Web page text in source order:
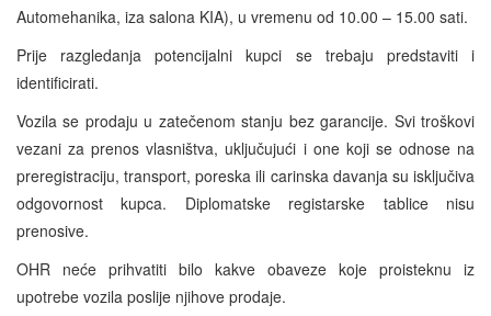
Automehanika, iza salona KIA), u vremenu od 10.00 – 15.00 sati.
Prije razgledanja potencijalni kupci se trebaju predstaviti i
identificirati.
Vozila se prodaju u zatečenom stanju bez garancije. Svi troškovi
vezani za prenos vlasništva, uključujući i one koji se odnose na
preregistraciju, transport, poreska ili carinska davanja su isključiva
odgovornost kupca. Diplomatske registarske tablice nisu
prenosive.
OHR neće prihvatiti bilo kakve obaveze koje proisteknu iz
upotrebe vozila poslije njihove prodaje.